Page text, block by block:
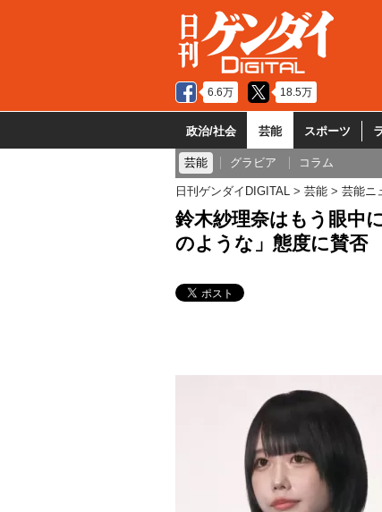
6.6万 18.5万
政治/社会 芸能 スポーツ
芸能 グラビア コラム
日刊ゲンダイDIGITAL 芸能 芸能ニ
鈴木紗理奈はもう眼中
のような」態度に賛否